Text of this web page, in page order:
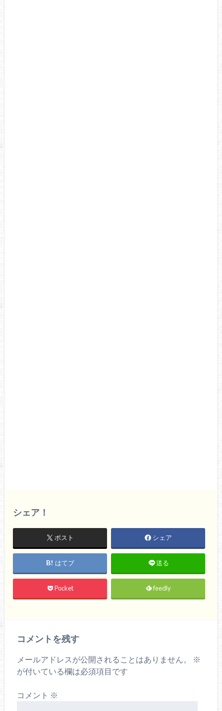
シェア！
ポスト シェア
はてブ 送る
Pocket feedly
コメントを残す
メールアドレスが公開されることはありません。
※
が付いている欄は必須項目です
コメント ※